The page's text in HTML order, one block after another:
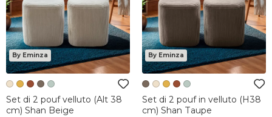
By Eminza
Set di 2 pouf velluto (Alt 38
cm) Shan Beige
By Eminza
Set di 2 pouf in velluto (H38
cm) Shan Taupe